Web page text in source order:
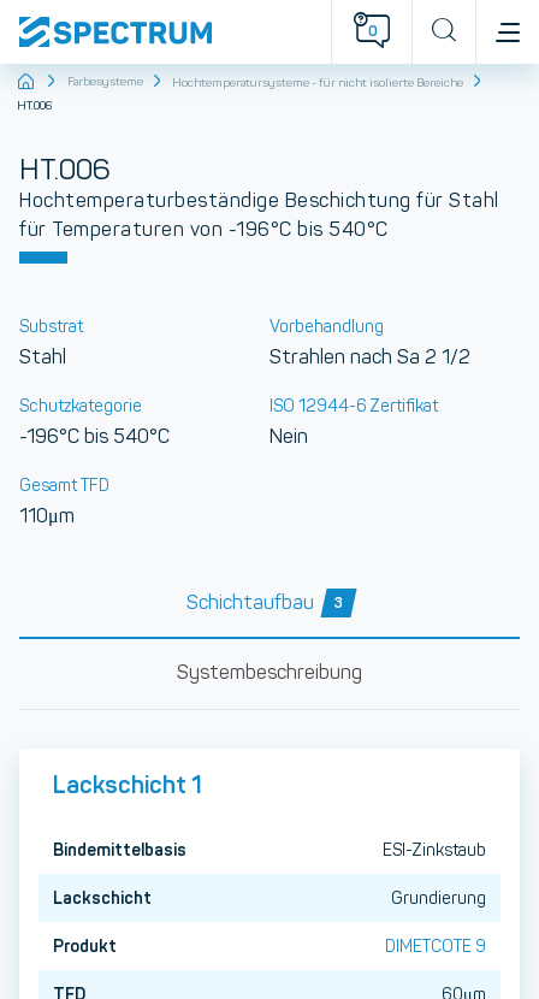
0
StartseiteFarbesysteme
Hochtemperatursysteme - für nicht isolierte Bereiche
HT.006
HT.006
Hochtemperaturbeständige Beschichtung für Stahl
für Temperaturen von -196°C bis 540°C
Substrat
Stahl
Vorbehandlung
Strahlen nach Sa 2 1/2
Schutzkategorie
-196°C bis 540°C
ISO 12944-6 Zertifikat
Nein
Gesamt TFD
110μm
Schichtaufbau 3
Systembeschreibung
Lackschicht 1
Bindemittelbasis ESI-Zinkstaub
Lackschicht Grundierung
Produkt DIMETCOTE 9
TFD 60μm